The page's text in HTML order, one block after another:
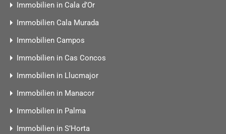
Immobilien in Cala d’Or
Immobilien Cala Murada
Immobilien Campos
Immobilien in Cas Concos
Immobilien in Llucmajor
Immobilien in Manacor
Immobilien in Palma
Immobilien in S’Horta